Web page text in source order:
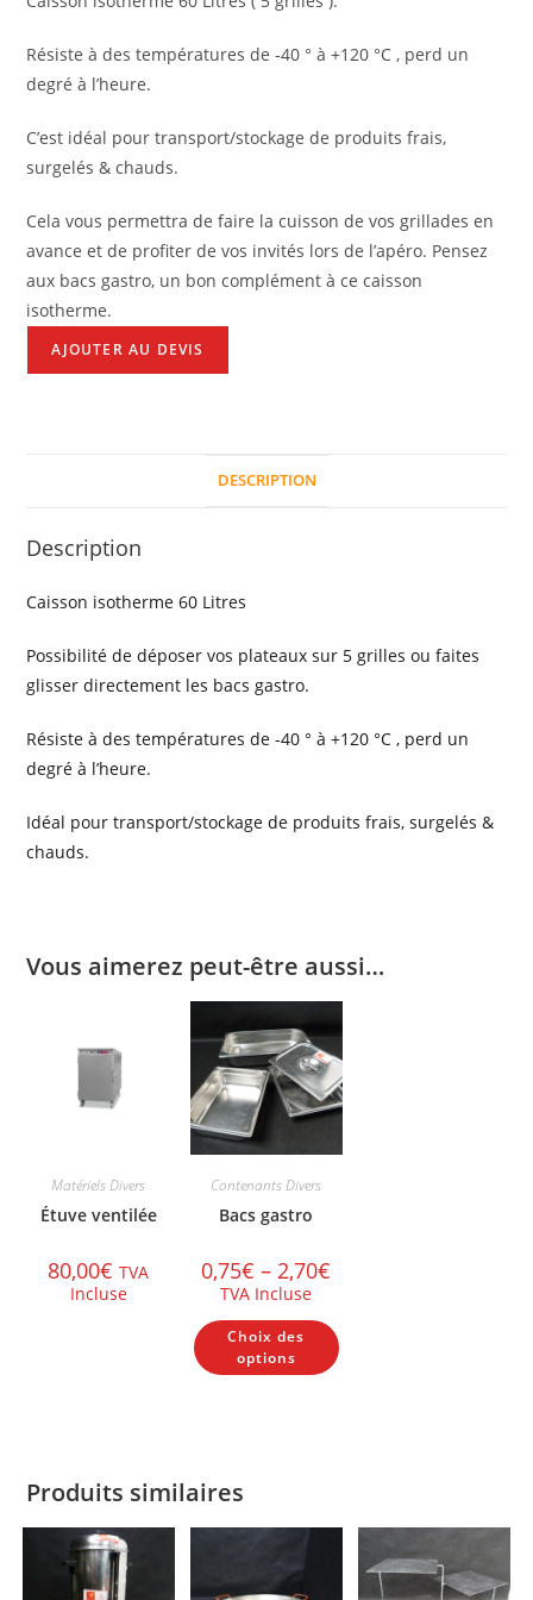
Résiste à des températures de -40 ° à +120 °C , perd un
degré à l’heure.
C’est idéal pour transport/stockage de produits frais,
surgelés & chauds.
Cela vous permettra de faire la cuisson de vos grillades en
avance et de profiter de vos invités lors de l’apéro. Pensez
aux bacs gastro, un bon complément à ce caisson
isotherme.
AJOUTER AU DEVIS
DESCRIPTION
Description
Caisson isotherme 60 Litres
Possibilité de déposer vos plateaux sur 5 grilles ou faites
glisser directement les bacs gastro.
Résiste à des températures de -40 ° à +120 °C , perd un
degré à l’heure.
Idéal pour transport/stockage de produits frais, surgelés &
chauds.
Vous aimerez peut-être aussi…
Matériels Divers
Étuve ventilée
80,00€ TVA
Incluse
Contenants Divers
Bacs gastro
0,75€ – 2,70€
TVA Incluse
Choix des
options
page
produit
Produits similaires